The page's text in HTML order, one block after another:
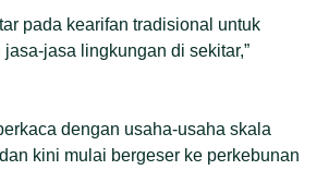
pada kearifan tradisional untuk
jasa lingkungan di sekitar,”
dengan usaha-usaha skala
kini mulai bergeser ke perkebunan